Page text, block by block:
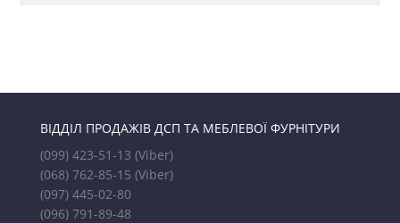
ВІДДІЛ ПРОДАЖІВ ДСП ТА МЕБЛЕВОЇ ФУРНІТУРИ
(099) 423-51-13 (Viber)
(068) 762-85-15 (Viber)
(097) 445-02-80
(096) 791-89-48